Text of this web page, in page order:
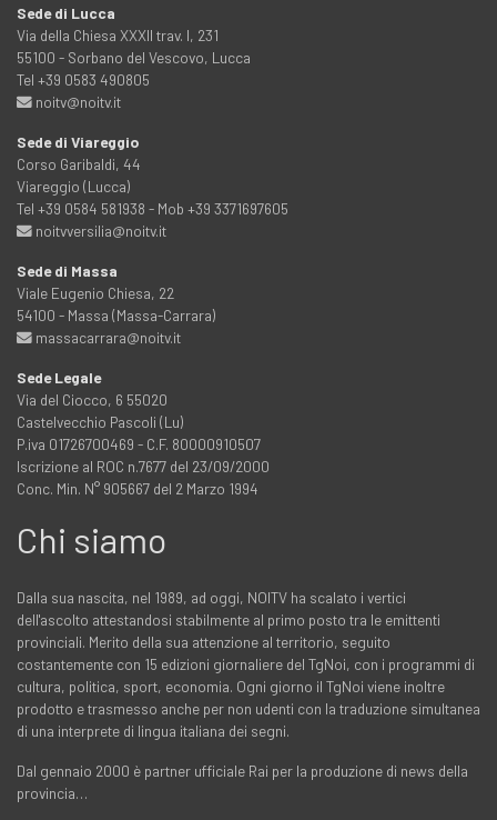
Sede di Lucca
Via della Chiesa XXXII trav. I, 231
55100 - Sorbano del Vescovo, Lucca
Tel +39 0583 490805
noitv@noitv.it
Sede di Viareggio
Corso Garibaldi, 44
Viareggio (Lucca)
Tel +39 0584 581938 - Mob +39 3371697605
noitvversilia@noitv.it
Sede di Massa
Viale Eugenio Chiesa, 22
54100 - Massa (Massa-Carrara)
massacarrara@noitv.it
Sede Legale
Via del Ciocco, 6 55020
Castelvecchio Pascoli (Lu)
P.iva 01726700469 - C.F. 80000910507
Iscrizione al ROC n.7677 del 23/09/2000
Conc. Min. N° 905667 del 2 Marzo 1994
Chi siamo
Dalla sua nascita, nel 1989, ad oggi, NOITV ha scalato i vertici
dell'ascolto attestandosi stabilmente al primo posto tra le emittenti
provinciali. Merito della sua attenzione al territorio, seguito
costantemente con 15 edizioni giornaliere del TgNoi, con i programmi di
cultura, politica, sport, economia. Ogni giorno il TgNoi viene inoltre
prodotto e trasmesso anche per non udenti con la traduzione simultanea
di una interprete di lingua italiana dei segni.
Dal gennaio 2000 è partner ufficiale Rai per la produzione di news della
provincia…